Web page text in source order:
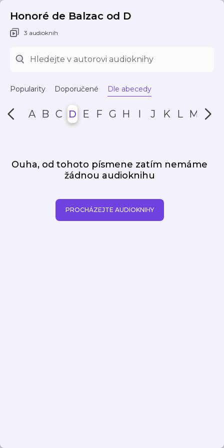
Honoré de Balzac od D
3 audioknih
Popularity Doporučené Dle abecedy
A B C D E F G H I J K L M N
Ouha, od tohoto písmene zatím nemáme
žádnou audioknihu
PROCHÁZEJTE AUDIOKNIHY